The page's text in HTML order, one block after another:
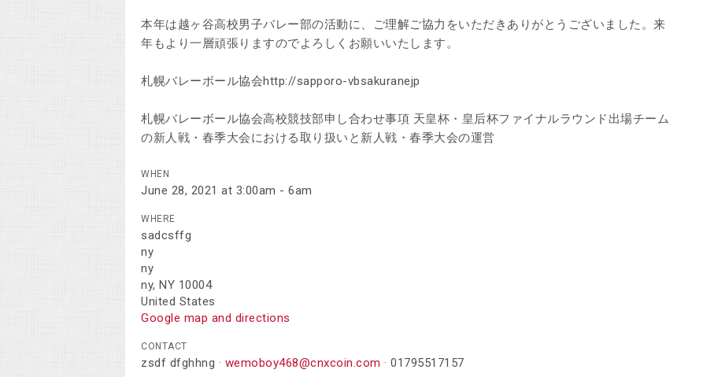
本年は越ヶ谷高校男子バレー部の活動に、ご理解ご協力をいただきありがとうございました。来
年もより一層頑張りますのでよろしくお願いいたします。
札幌バレーボール協会http://sapporo-vbsakuranejp
札幌バレーボール協会高校競技部申し合わせ事項 天皇杯・皇后杯ファイナルラウンド出場チーム
の新人戦・春季大会における取り扱いと新人戦・春季大会の運営
WHEN
June 28, 2021 at 3:00am - 6am
WHERE
sadcsffg
ny
ny
ny, NY 10004
United States
Google map and directions
CONTACT
zsdf dfghhng · wemoboy468@cnxcoin.com · 01795517157